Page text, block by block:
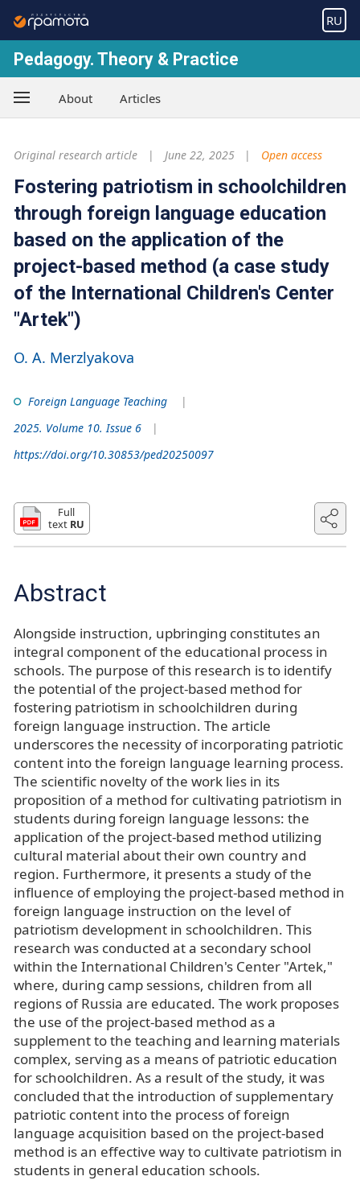
RU
Pedagogy. Theory & Practice
About Articles
Original research article June 22, 2025 Open access
Fostering patriotism in schoolchildren
through foreign language education
based on the application of the
project-based method (a case study
of the International Children's Center
"Artek")
O. A. Merzlyakova
Foreign Language Teaching
2025. Volume 10. Issue 6
https://doi.org/10.30853/ped20250097
Full
text RU
Abstract
Alongside instruction, upbringing constitutes an
integral component of the educational process in
schools. The purpose of this research is to identify
the potential of the project-based method for
fostering patriotism in schoolchildren during
foreign language instruction. The article
underscores the necessity of incorporating patriotic
content into the foreign language learning process.
The scientific novelty of the work lies in its
proposition of a method for cultivating patriotism in
students during foreign language lessons: the
application of the project-based method utilizing
cultural material about their own country and
region. Furthermore, it presents a study of the
influence of employing the project-based method in
foreign language instruction on the level of
patriotism development in schoolchildren. This
research was conducted at a secondary school
within the International Children's Center "Artek,"
where, during camp sessions, children from all
regions of Russia are educated. The work proposes
the use of the project-based method as a
supplement to the teaching and learning materials
complex, serving as a means of patriotic education
for schoolchildren. As a result of the study, it was
concluded that the introduction of supplementary
patriotic content into the process of foreign
language acquisition based on the project-based
method is an effective way to cultivate patriotism in
students in general education schools.